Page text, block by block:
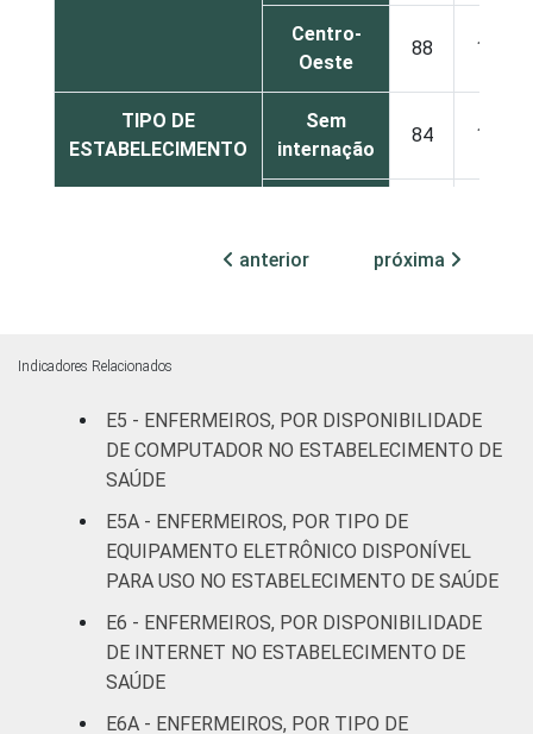
Centro-
Oeste
88 12
TIPO DE
ESTABELECIMENTO
Sem
internação
84 16
(até 50
72
(mais de
50 leitos)
apoio à
diagnose e
terapia
-
IDENTIFICAÇÃO DE
UNIDADE BÁSICA
DE SAÚDE
UBS 85
anterior próxima
Indicadores Relacionados
E5 - ENFERMEIROS, POR DISPONIBILIDADE
DE COMPUTADOR NO ESTABELECIMENTO DE
SAÚDE
E5A - ENFERMEIROS, POR TIPO DE
EQUIPAMENTO ELETRÔNICO DISPONÍVEL
PARA USO NO ESTABELECIMENTO DE SAÚDE
E6 - ENFERMEIROS, POR DISPONIBILIDADE
DE INTERNET NO ESTABELECIMENTO DE
SAÚDE
E6A - ENFERMEIROS, POR TIPO DE